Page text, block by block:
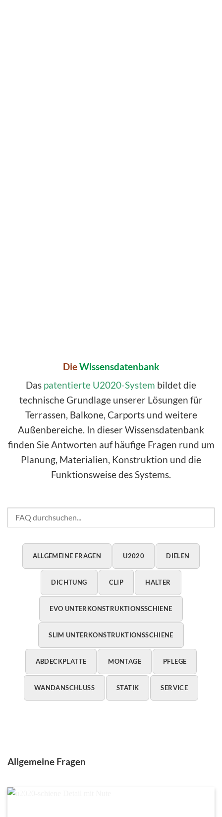
DieWissensdatenbank
Das patentierte U2020-System bildet die
technische Grundlage unserer Lösungen für
Terrassen, Balkone, Carports und weitere
Außenbereiche. In dieser Wissensdatenbank
finden Sie Antworten auf häufige Fragen rund um
Planung, Materialien, Konstruktion und die
Funktionsweise des Systems.
ALLGEMEINE FRAGEN U2020 DIELEN
DICHTUNG CLIP HALTER
EVO UNTERKONSTRUKTIONSSCHIENE
SLIM UNTERKONSTRUKTIONSSCHIENE
ABDECKPLATTE MONTAGE PFLEGE
WANDANSCHLUSS STATIK SERVICE
Allgemeine Fragen